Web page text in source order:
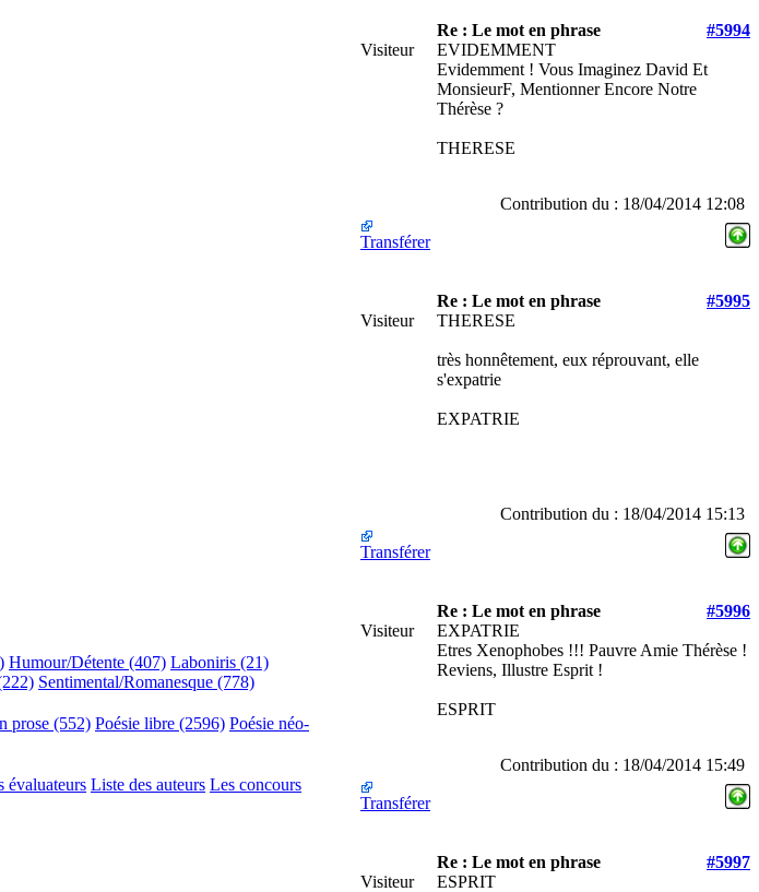
Humour/Détente (407) Laboniris (21)
Sentimental/Romanesque (778)
prose (552) Poésie libre (2596) Poésie néo-
évaluateurs Liste des auteurs Les concours
Re : Le mot en phrase
#5994
Visiteur
EVIDEMMENT
Evidemment ! Vous Imaginez David Et
MonsieurF, Mentionner Encore Notre
Thérèse ?
THERESE
Contribution du : 18/04/2014 12:08
Transférer
Re : Le mot en phrase
#5995
Visiteur
THERESE
très honnêtement, eux réprouvant, elle
s'expatrie
EXPATRIE
Contribution du : 18/04/2014 15:13
Transférer
Re : Le mot en phrase
#5996
Visiteur
EXPATRIE
Etres Xenophobes !!! Pauvre Amie Thérèse !
Reviens, Illustre Esprit !
ESPRIT
Contribution du : 18/04/2014 15:49
Transférer
Re : Le mot en phrase
#5997
Visiteur
ESPRIT